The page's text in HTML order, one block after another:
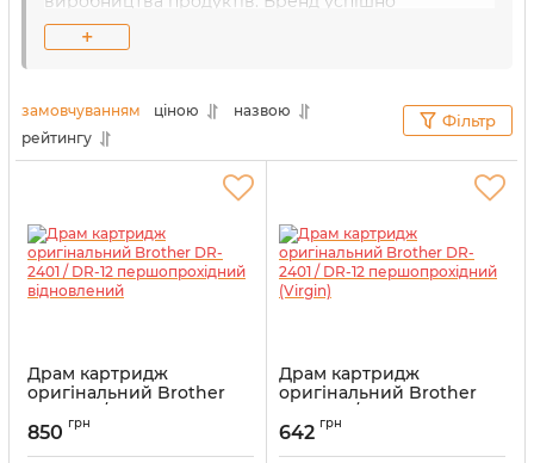
застосовує сучасні технології, але також
посилається у своїх дослідженнях на дані,
від користувачів. З огляду на це у своєму офісі чи
домі ви будете мати не просто продуктивну
оргтехніку, а справжнього помічника.
+
замовчуванням ціною
назвою
рейтингу
Фільтр
Драм картридж
оригінальний Brother
DR-2401 / DR-12
першопрохідний
850 грн
Драм картридж
оригінальний Brother
DR-2401 / DR-12
першопрохідний (Virgin)
Артикул:EV-DR-2401
642 грн